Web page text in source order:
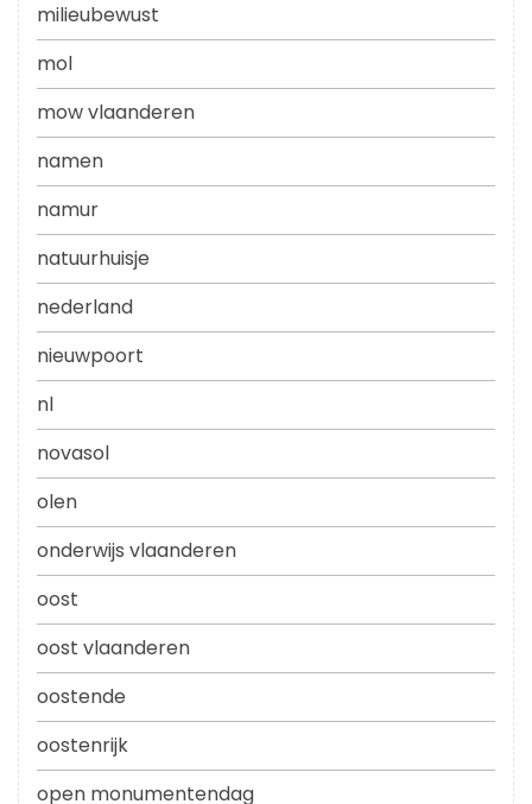
milieubewust
mol
mow vlaanderen
namen
namur
natuurhuisje
nederland
nieuwpoort
nl
novasol
olen
onderwijs vlaanderen
oost
oost vlaanderen
oostende
oostenrijk
open monumentendag